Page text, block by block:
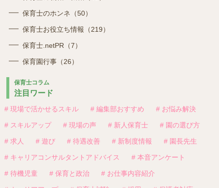
保育士のホンネ（50）
保育士お役立ち情報（219）
保育士.netPR（7）
保育園行事（26）
保育士コラム
注目ワード
# 現場で活かせるスキル # 編集部おすすめ # お悩み解決
# スキルアップ # 現場の声 # 新人保育士 # 園の選び方
# 求人 # 遊び # 待遇改善 # 新制度情報 # 園長先生
# キャリアコンサルタントアドバイス # 本音アンケート
# 待機児童 # 保育と政治 # お仕事内容紹介